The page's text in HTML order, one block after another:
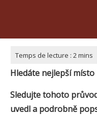
Hledáte nejlepší
Sledujte tohoto
uvedl a podrobně